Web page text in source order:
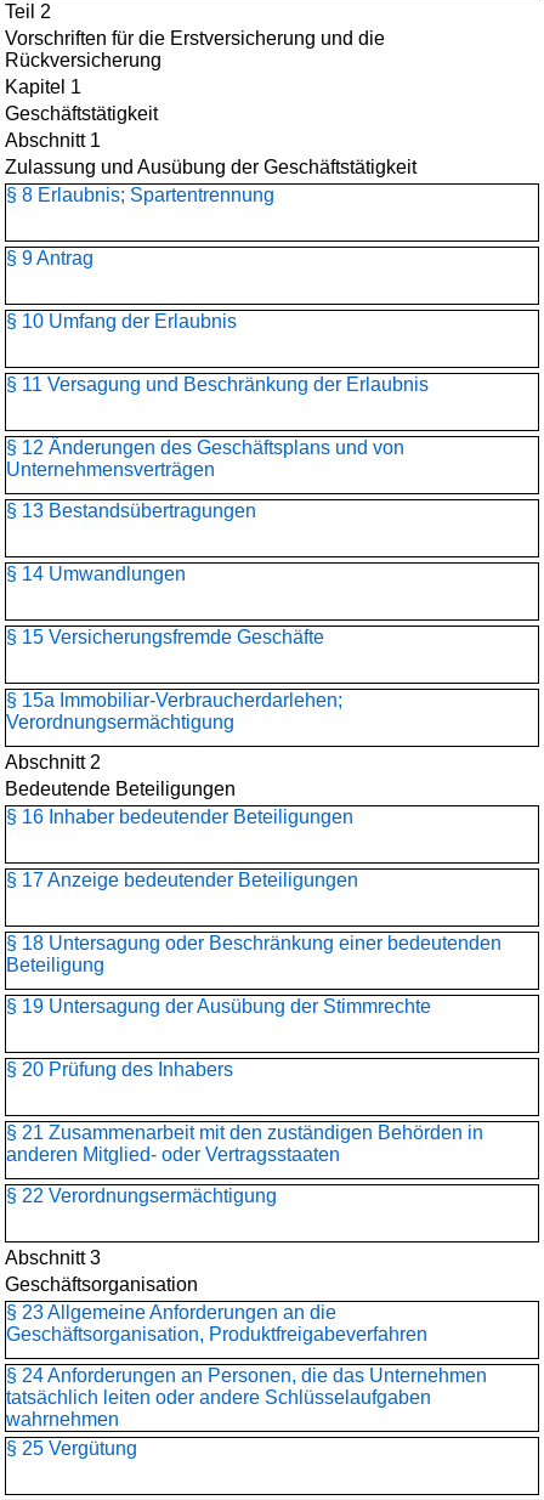
Teil 2
Vorschriften für die Erstversicherung und die
Rückversicherung
Kapitel 1
Geschäftstätigkeit
Abschnitt 1
Zulassung und Ausübung der Geschäftstätigkeit
§ 8 Erlaubnis; Spartentrennung
§ 9 Antrag
§ 10 Umfang der Erlaubnis
§ 11 Versagung und Beschränkung der Erlaubnis
§ 12 Änderungen des Geschäftsplans und von
Unternehmensverträgen
§ 13 Bestandsübertragungen
§ 14 Umwandlungen
§ 15 Versicherungsfremde Geschäfte
§ 15a Immobiliar-Verbraucherdarlehen;
Verordnungsermächtigung
Abschnitt 2
Bedeutende Beteiligungen
§ 16 Inhaber bedeutender Beteiligungen
§ 17 Anzeige bedeutender Beteiligungen
§ 18 Untersagung oder Beschränkung einer bedeutenden
Beteiligung
§ 19 Untersagung der Ausübung der Stimmrechte
§ 20 Prüfung des Inhabers
§ 21 Zusammenarbeit mit den zuständigen Behörden in
anderen Mitglied- oder Vertragsstaaten
§ 22 Verordnungsermächtigung
Abschnitt 3
Geschäftsorganisation
§ 23 Allgemeine Anforderungen an die
Geschäftsorganisation, Produktfreigabeverfahren
§ 24 Anforderungen an Personen, die das Unternehmen
tatsächlich leiten oder andere Schlüsselaufgaben
wahrnehmen
§ 25 Vergütung